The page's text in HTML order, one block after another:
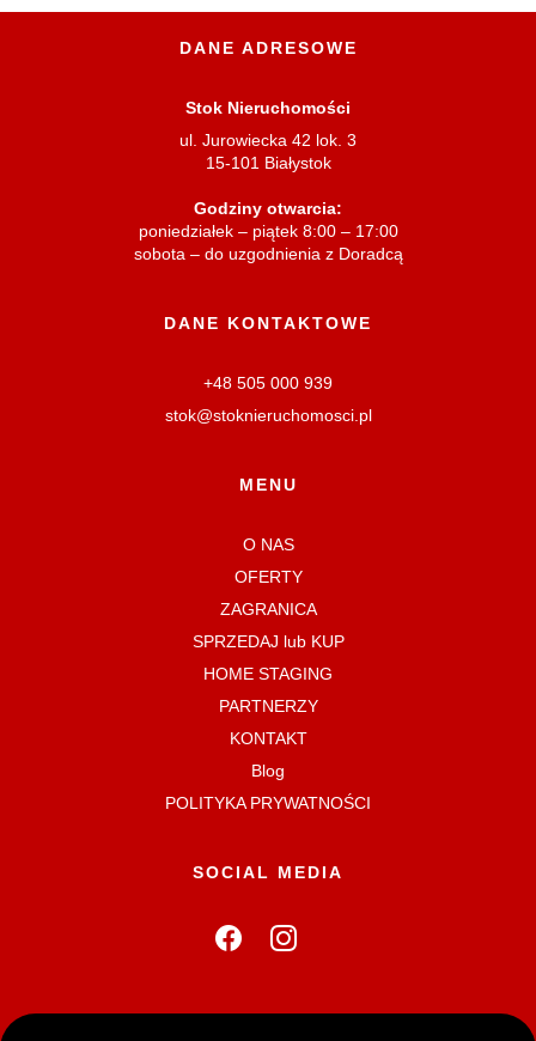
DANE ADRESOWE
Stok Nieruchomości
ul. Jurowiecka 42 lok. 3
15-101 Białystok
Godziny otwarcia:
poniedziałek – piątek 8:00 – 17:00
sobota – do uzgodnienia z Doradcą
DANE KONTAKTOWE
+48 505 000 939
stok@stoknieruchomosci.pl
MENU
O NAS
OFERTY
ZAGRANICA
SPRZEDAJ lub KUP
HOME STAGING
PARTNERZY
KONTAKT
Blog
POLITYKA PRYWATNOŚCI
SOCIAL MEDIA